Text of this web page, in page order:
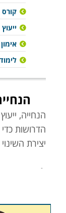
קורס
הנחייה,
הדרושות
יצירת
לימודי